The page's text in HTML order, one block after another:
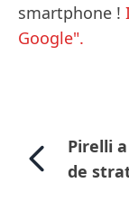
smartphone !
Google".
Pirelli
de